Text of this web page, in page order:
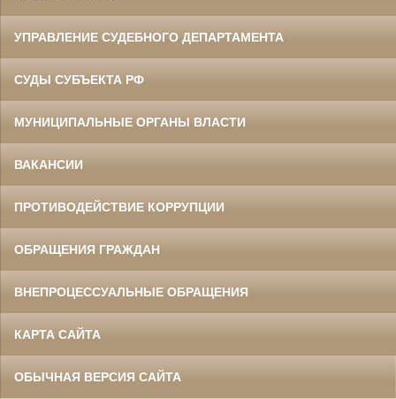
УПРАВЛЕНИЕ СУДЕБНОГО ДЕПАРТАМЕНТА
СУДЫ СУБЪЕКТА РФ
МУНИЦИПАЛЬНЫЕ ОРГАНЫ ВЛАСТИ
ВАКАНСИИ
ПРОТИВОДЕЙСТВИЕ КОРРУПЦИИ
ОБРАЩЕНИЯ ГРАЖДАН
ВНЕПРОЦЕССУАЛЬНЫЕ ОБРАЩЕНИЯ
КАРТА САЙТА
ОБЫЧНАЯ ВЕРСИЯ САЙТА